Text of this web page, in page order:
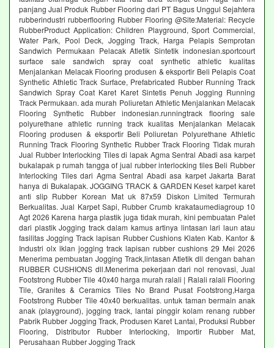
panjang Jual Produk Rubber Flooring dari PT Bagus Unggul Sejahtera
rubberindustri rubberflooring Rubber Flooring @Site:Material: Recycle
RubberProduct Application: Children Playground, Sport Commercial,
Water Park, Pool Deck, Jogging Track, Harga Pelapis Semprotan
Sandwich Permukaan Pelacak Atletik Sintetik indonesian.sportcourt
surface sale sandwich spray coat synthetic athletic kualitas
Menjalankan Melacak Flooring produsen & eksportir Beli Pelapis Coat
Synthetic Athletic Track Surface, Prefabricated Rubber Running Track
Sandwich Spray Coat Karet Karet Sintetis Penuh Jogging Running
Track Permukaan. ada murah Poliuretan Athletic Menjalankan Melacak
Flooring Synthetic Rubber indonesian.runningtrack flooring sale
polyurethane athletic running track kualitas Menjalankan Melacak
Flooring produsen & eksportir Beli Poliuretan Polyurethane Athletic
Running Track Flooring Synthetic Rubber Track Flooring Tidak murah
Jual Rubber Interlocking Tiles di lapak Agma Sentral Abadi asa karpet
bukalapak p rumah tangga of jual rubber interlocking tiles Beli Rubber
Interlocking Tiles dari Agma Sentral Abadi asa karpet Jakarta Barat
hanya di Bukalapak. JOGGING TRACK & GARDEN Keset karpet karet
anti slip Rubber Korean Mat uk 87x59 Diskon Limited Termurah
Berkualitas. Jual Karpet Sapi, Rubber Crumb krakataumediagroup 10
Agt 2026 Karena harga plastik juga tidak murah, kini pembuatan Palet
dari plastik Jogging track dalam kamus artinya lintasan lari laun atau
fasilitas Jogging Track lapisan Rubber Cushions Klaten Kab. Kantor &
Industri olx iklan jogging track lapisan rubber cushions 29 Mei 2026
Menerima pembuatan Jogging Track,lintasan Atletik dll dengan bahan
RUBBER CUSHIONS dll.Menerima pekerjaan dari nol renovasi, Jual
Footstrong Rubber Tile 40x40 harga murah ralali | Ralali ralali Flooring
Tile, Granites & Ceramics Tiles No Brand Pusat Footstrong,Harga
Footstrong Rubber Tile 40x40 berkualitas. untuk taman bermain anak
anak (playground), jogging track, lantai pinggir kolam renang rubber
Pabrik Rubber Jogging Track, Produsen Karet Lantai, Produksi Rubber
Flooring, Distributor Rubber Interlocking, Importir Rubber Mat,
Perusahaan Rubber Jogging Track